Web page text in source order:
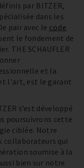
par BITZER,
dans les
pair avec le code
le fondement de
THE SCHAUFLER
et la
l'art, est le garant
s’est développé
poursuivrons cette
ciblée. Notre
collaborateurs qui
soumise à la
bien sur notre